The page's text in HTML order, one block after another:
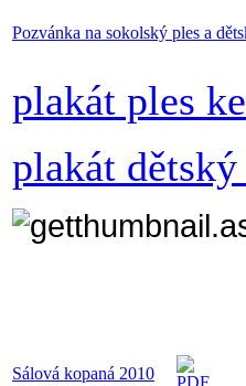
Pozvánka na sokolský ples a
plakát ples
plakát
Sálová kopaná 2010